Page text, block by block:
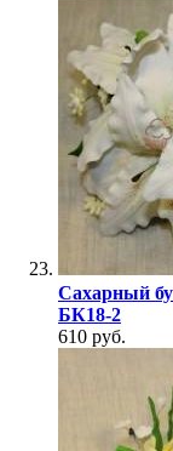
Сахарный
БК18-2
610 руб.